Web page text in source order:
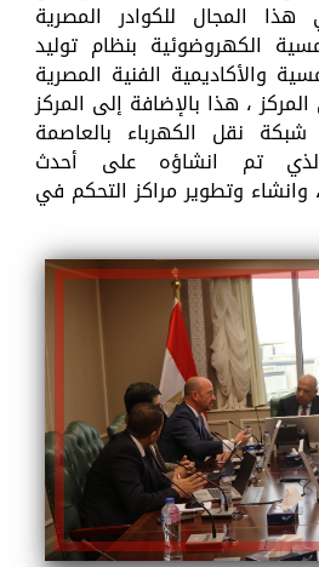
هذا المجال للكوادر المصرية
الكهروضوئية بنظام توليد
والأكاديمية الفنية المصرية
، هذا بالإضافة إلى المركز
نقل الكهرباء بالعاصمة
تم انشاؤه على أحدث
، وانشاء وتطوير مراكز التحكم في